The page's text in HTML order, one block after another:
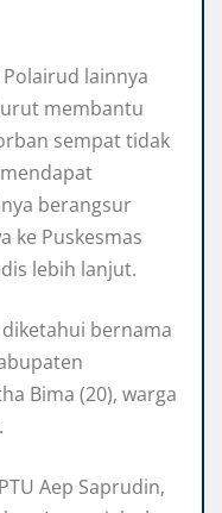
lainnya
membantu
sempat tidak
berangsur
ke Puskesmas
lebih lanjut.
bernama
Bima (20), warga
Aep Saprudin,